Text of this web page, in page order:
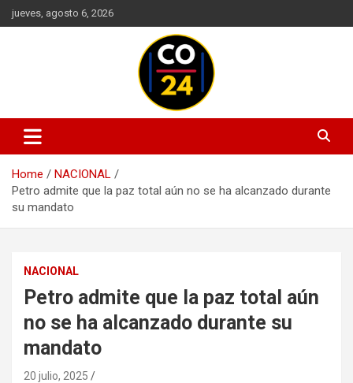
Skip
to
jueves, agosto 6, 2026
Noticias Colombia 24 Horas |
Últimas Noticias de Colombia y
el Mundo
Mantente informado con las últimas actualizaciones en política,
economía, deportes, tecnología y más. Información confiable y
actualizada en un solo lugar.
Home
NACIONAL
Petro admite que la paz total aún no se ha alcanzado durante
su mandato
NACIONAL
Petro admite que la paz total aún
no se ha alcanzado durante su
mandato
20 julio, 2025